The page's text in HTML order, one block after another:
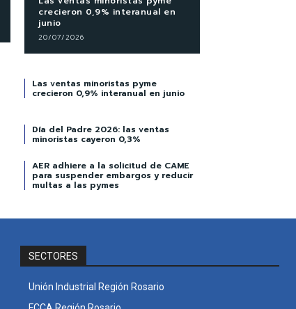
crecieron 0,9% interanual en
junio
20/07/2026
Las ventas minoristas pyme
crecieron 0,9% interanual en junio
Día del Padre 2026: las ventas
minoristas cayeron 0,3%
AER adhiere a la solicitud de CAME
para suspender embargos y reducir
multas a las pymes
SECTORES
Unión Industrial Región Rosario